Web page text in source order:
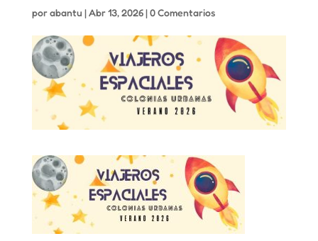
porabantu |Abr 13, 2026|0 Comentarios